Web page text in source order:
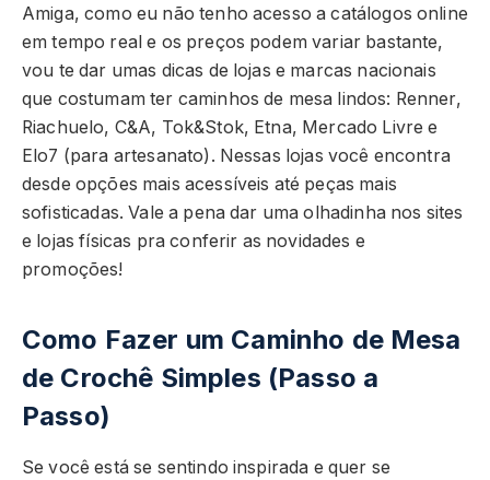
Amiga, como eu não tenho acesso a catálogos online
em tempo real e os preços podem variar bastante,
vou te dar umas dicas de lojas e marcas nacionais
que costumam ter caminhos de mesa lindos: Renner,
Riachuelo, C&A, Tok&Stok, Etna, Mercado Livre e
Elo7 (para artesanato). Nessas lojas você encontra
desde opções mais acessíveis até peças mais
sofisticadas. Vale a pena dar uma olhadinha nos sites
e lojas físicas pra conferir as novidades e
promoções!
Como Fazer um Caminho de Mesa
de Crochê Simples (Passo a
Passo)
Se você está se sentindo inspirada e quer se